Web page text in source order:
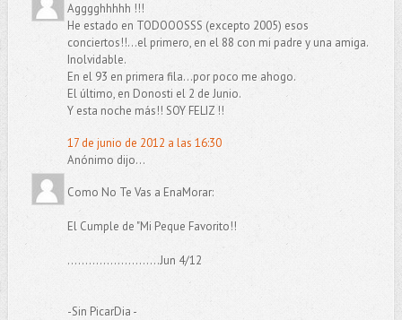
Agggghhhhh !!!
He estado en TODOOOSSS (excepto 2005) esos
conciertos!!...el primero, en el 88 con mi padre y una amiga.
Inolvidable.
En el 93 en primera fila...por poco me ahogo.
El último, en Donosti el 2 de Junio.
Y esta noche más!! SOY FELIZ !!
17 de junio de 2012 a las 16:30
Anónimo dijo...
Como No Te Vas a EnaMorar:
El Cumple de "Mi Peque Favorito!!
..........................Jun 4/12
-Sin PicarDia -